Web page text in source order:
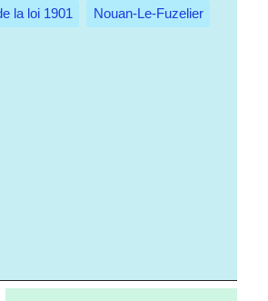
la loi 1901 Nouan-Le-Fuzelier